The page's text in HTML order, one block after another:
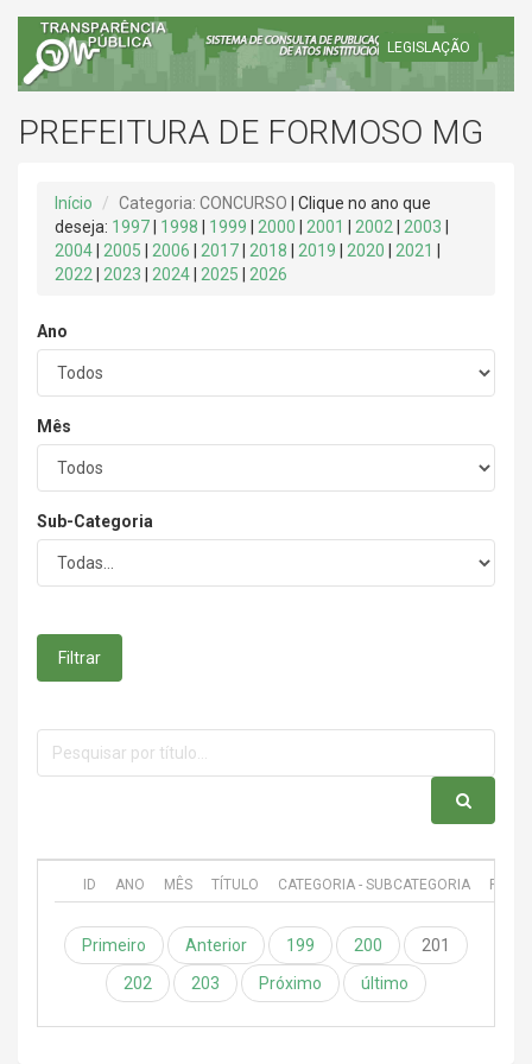
LEGISLAÇÃO
PREFEITURA DE FORMOSO MG
Início Categoria: CONCURSO | Clique no ano que
deseja: 1997 1998 1999 2000 2001 2002 2003
2004
2005 2006 2017 2018 2019 2020 2021
2022
2023 2024 2025 2026
Ano
Mês
Sub-Categoria
Filtrar
ID ANO MÊS TÍTULO CATEGORIA - SUBCATEGORIA
Primeiro Anterior 199 200
201
202
203 Próximo último